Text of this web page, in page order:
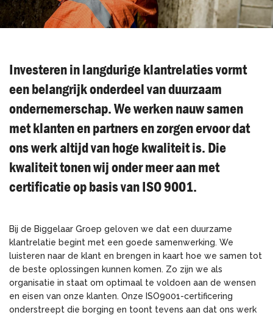
Investeren in langdurige klantrelaties vormt
een belangrijk onderdeel van duurzaam
ondernemerschap. We werken nauw samen
met klanten en partners en zorgen ervoor dat
ons werk altijd van hoge kwaliteit is. Die
kwaliteit tonen wij onder meer aan met
certificatie op basis van ISO 9001.
Bij de Biggelaar Groep geloven we dat een duurzame
klantrelatie begint met een goede samenwerking. We
luisteren naar de klant en brengen in kaart hoe we samen tot
de beste oplossingen kunnen komen. Zo zijn we als
organisatie in staat om optimaal te voldoen aan de wensen
en eisen van onze klanten. Onze ISO9001-certificering
onderstreept die borging en toont tevens aan dat ons werk